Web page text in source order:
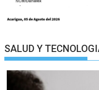
SALUD Y